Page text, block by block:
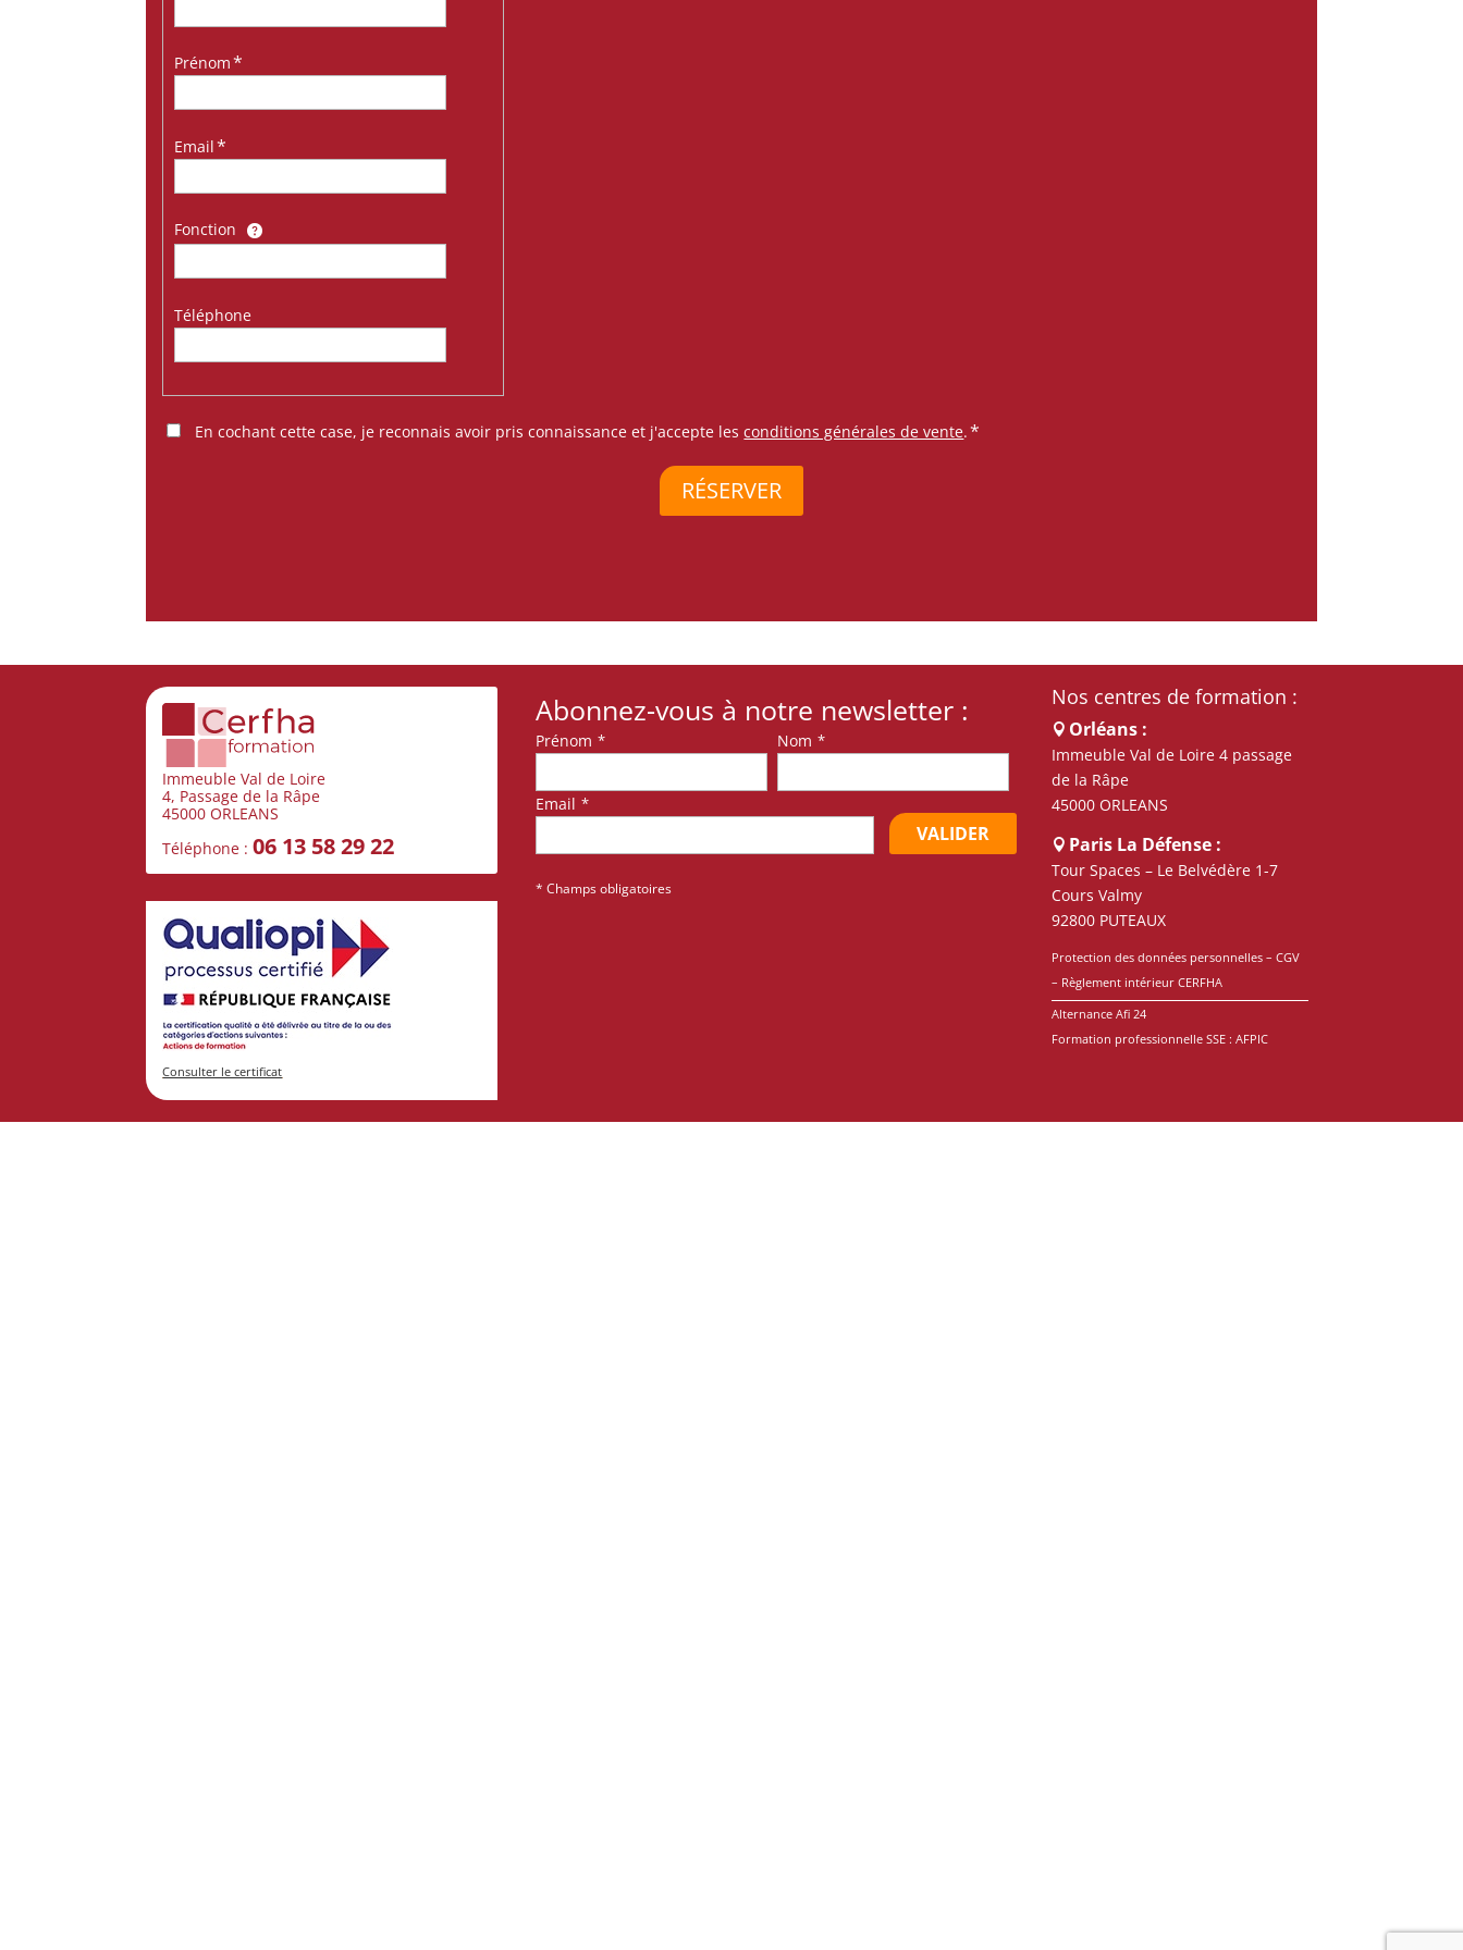
Prénom
Email
Fonction
Téléphone
En cochant cette case, je reconnais avoir pris connaissance et j'accepte lesconditions générales de vente.
Immeuble Val de Loire
4, Passage de la Râpe
45000 ORLEANS
Téléphone :06 13 58 29 22
Consulter le certificat
Abonnez-vous à notre newsletter :
Prénom * Nom *
Email *
VALIDER
* Champs obligatoires
Nos centres de formation :
Orléans :
Immeuble Val de Loire 4 passage
de la Râpe
45000 ORLEANS
Paris La Défense :
Tour Spaces – Le Belvédère 1-7
Cours Valmy
92800 PUTEAUX
Protection des données personnelles– CGV
– Règlement intérieur CERFHA
Alternance Afi 24
Formation professionnelle SSE : AFPIC